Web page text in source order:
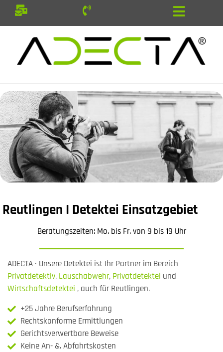
Reutlingen I Detektei Einsatzgebiet
Beratungszeiten: Mo. bis Fr. von 9 bis 19 Uhr
ADECTA · Unsere Detektei ist Ihr Partner im Bereich
Privatdetektiv, Lauschabwehr, Privatdetektei und
Wirtschaftsdetektei , auch für Reutlingen.
+25 Jahre Berufserfahrung
Rechtskonforme Ermittlungen
Gerichtsverwertbare Beweise
Keine An- &. Abfahrtskosten